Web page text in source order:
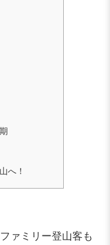
へ！
ァミリー登山客も